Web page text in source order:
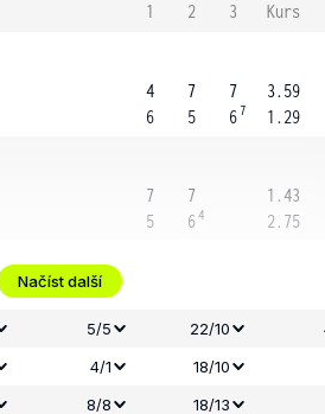
1 2 3
Kurs
4
6
7
5
7
67
3.59
1.29
7
5
7
6 4
1.43
2.75
Načíst další
5/5 22/10
4/1 18/10
8/8 18/13